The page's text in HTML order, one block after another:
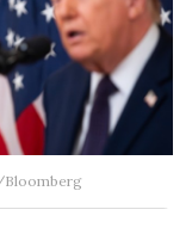
Bloomberg